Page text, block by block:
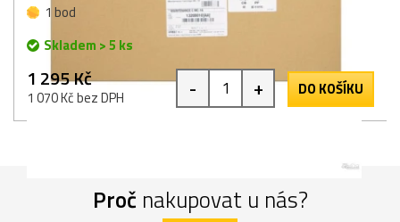
1 bod
Skladem > 5 ks
1 295 Kč
1 070 Kč bez DPH - + DO KOŠÍKU
Proč nakupovat u nás?